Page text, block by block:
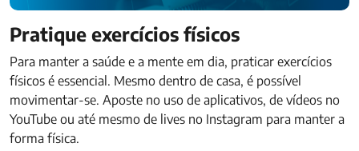
Pratique exercícios físicos
Para manter a saúde e a mente em dia, praticar exercícios
físicos é essencial. Mesmo dentro de casa, é possível
movimentar-se. Aposte no uso de aplicativos, de vídeos no
YouTube ou até mesmo de lives no Instagram para manter a
forma física.